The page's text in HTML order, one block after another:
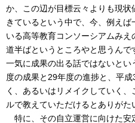
か、この辺が目標云々よりも現
きているという中で、今、例え
いる高等教育コンソーシアムみ
道半ばというところやと思うん
一気に成果の出る話ではないと
度の成果と29年度の進捗と、平
く、あるいはリメイクしていく
ルで教えていただけるとありがた
特に、その自立運営に向けた安